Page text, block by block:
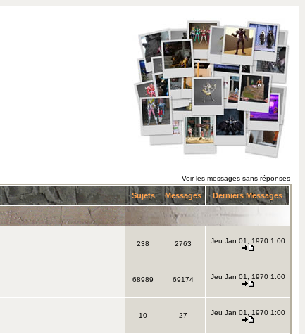
Voir les messages sans réponses
Sujets Messages Derniers Messages
238 2763 Jeu Jan 01, 1970 1:00
68989 69174 Jeu Jan 01, 1970 1:00
10 27 Jeu Jan 01, 1970 1:00